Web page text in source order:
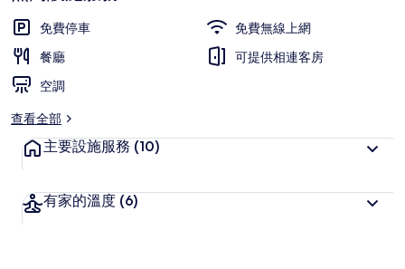
免費停車
免費無線上網
餐廳
可提供相連客房
空調
查看全部
主要設施服務 (10)
有家的溫度 (6)